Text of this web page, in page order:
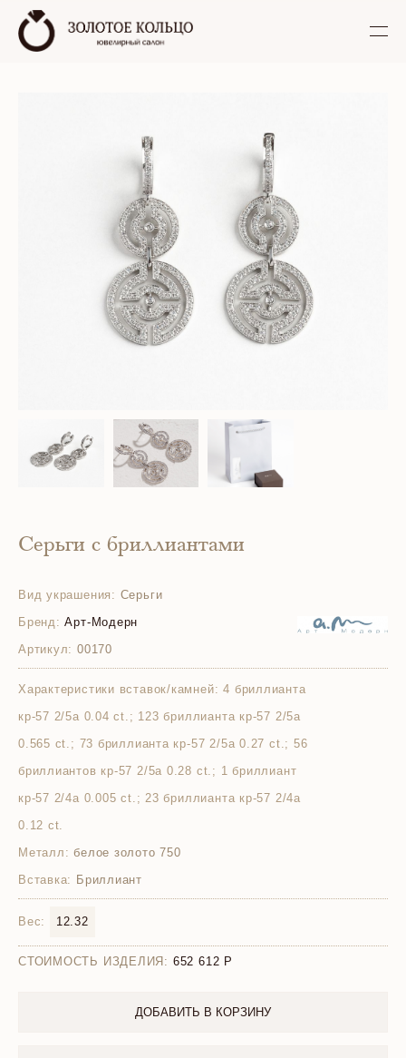
Серьги с бриллиантами
Вид украшения: Серьги
Бренд: Арт-Модерн
Артикул: 00170
Характеристики вставок/камней: 4 бриллианта
кр-57 2/5а 0.04 ct.; 123 бриллианта кр-57 2/5а
0.565 ct.; 73 бриллианта кр-57 2/5а 0.27 ct.; 56
бриллиантов кр-57 2/5а 0.28 ct.; 1 бриллиант
кр-57 2/4а 0.005 ct.; 23 бриллианта кр-57 2/4а
0.12 ct.
Металл: белое золото 750
Вставка: Бриллиант
Вес: 12.32
СТОИМОСТЬ ИЗДЕЛИЯ: 652 612
ДОБАВИТЬ В КОРЗИНУ